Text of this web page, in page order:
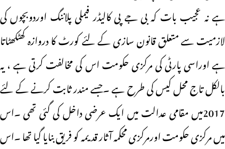
ہے نہ عجیب بات کہ بی جے پی کالیڈر فیملی پلاننگ اوردوبچوں کی
لازمیت سے متعلق قانون سازی کے لئے کورٹ کا دروازہ کھٹکھٹاتا
ہے اوراسی پارٹی کی مرکزی حکومت اس کی مخالفت کرتی ہے ، یہ
بالکل تاج محل کیس کی طرح ہے ۔جسے مندر ثابت کرنے کے لئے
2017میں مقامی عدالت میں ایک عرضی داخل کی گئی تھی ۔اس
میں مرکزی حکومت اورمرکزی محکمہ آثار قدیمہ کو فریق بنایا گیا تھا ۔اس